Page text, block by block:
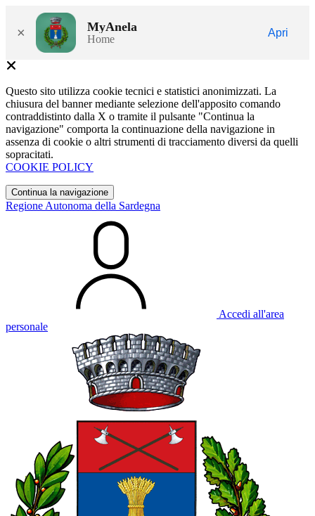
× MyAnela
Home
Apri
Questo sito utilizza cookie tecnici e statistici anonimizzati. La
chiusura del banner mediante selezione dell'apposito comando
contraddistinto dalla X o tramite il pulsante "Continua la
navigazione" comporta la continuazione della navigazione in
assenza di cookie o altri strumenti di tracciamento diversi da quelli
sopracitati.
COOKIE POLICY
Continua la navigazione
Regione Autonoma della Sardegna
Accedi all'area
personale